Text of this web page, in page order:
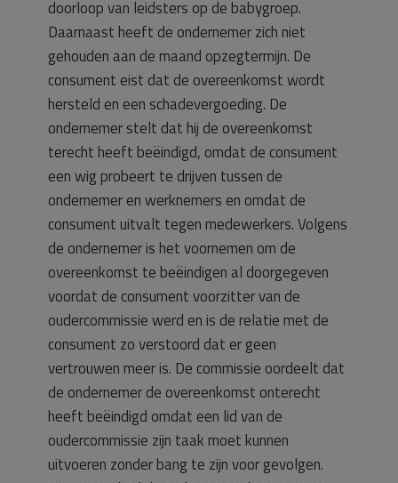
doorloop van leidsters op de babygroep.
Daarnaast heeft de ondernemer zich niet
gehouden aan de maand opzegtermijn. De
consument eist dat de overeenkomst wordt
hersteld en een schadevergoeding. De
ondernemer stelt dat hij de overeenkomst
terecht heeft beëindigd, omdat de consument
een wig probeert te drijven tussen de
ondernemer en werknemers en omdat de
consument uitvalt tegen medewerkers. Volgens
de ondernemer is het voornemen om de
overeenkomst te beëindigen al doorgegeven
voordat de consument voorzitter van de
oudercommissie werd en is de relatie met de
consument zo verstoord dat er geen
vertrouwen meer is. De commissie oordeelt dat
de ondernemer de overeenkomst onterecht
heeft beëindigd omdat een lid van de
oudercommissie zijn taak moet kunnen
uitvoeren zonder bang te zijn voor gevolgen.